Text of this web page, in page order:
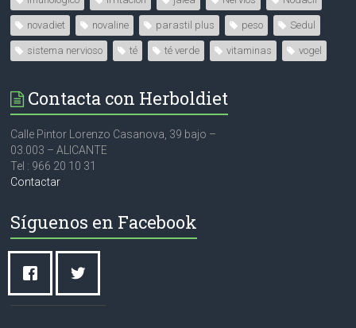
novadiet novaline parastil plus peso Sedul
sistema nervioso té té verde vitaminas vogel
Contacta con Herboldiet
Calle Pintor Lorenzo Casanova, 39 bajo –
03.003 – ALICANTE
Tel : 966 20 10 31
Contactar
Síguenos en Facebook